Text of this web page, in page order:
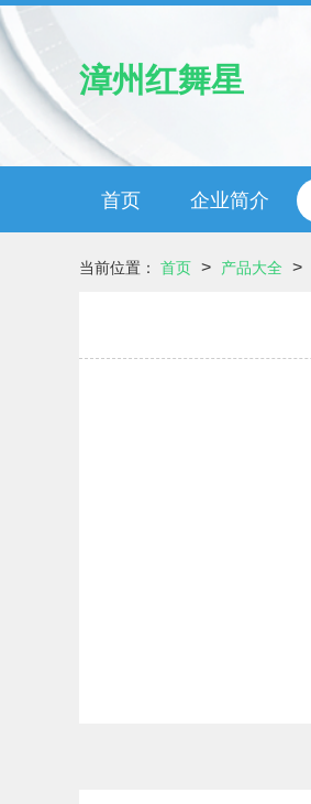
漳州红舞星
首页 企业简介
当前位置： 首页 > 产品大全 >